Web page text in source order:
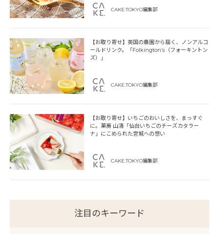
CAKE.TOKYO編集部
【お取り寄せ】英国の農園から届く、ノンアルコ
ールドリンク。「Folkington’s（フォーキントン
ズ）」
CAKE.TOKYO編集部
【お取り寄せ】いちごのおいしさを、まっすぐ
に。菓房 山清「仙台いちごのチーズカタラー
ナ」にこめられた宮城への想い
CAKE.TOKYO編集部
注目のキーワード